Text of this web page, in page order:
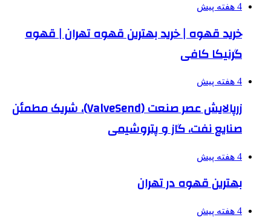
4 هفته پیش
خرید قهوه | خرید بهترین قهوه تهران | قهوه
گرنیکا کافی
4 هفته پیش
زرپالایش عصر صنعت (ValveSend)، شریک مطمئن
صنایع نفت، گاز و پتروشیمی
4 هفته پیش
بهترین قهوه در تهران
4 هفته پیش